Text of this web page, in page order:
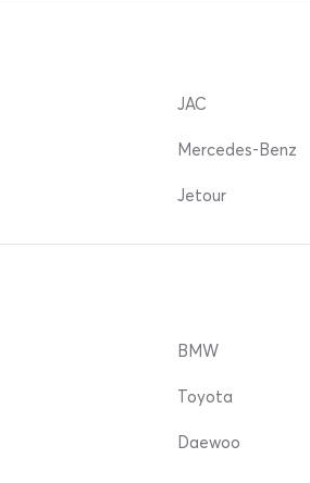
JAC
Mercedes-Benz
Jetour
BMW
Toyota
Daewoo